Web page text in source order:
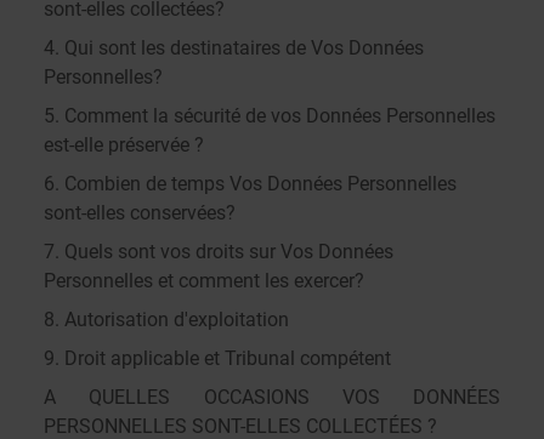
sont-elles collectées?
4. Qui sont les destinataires de Vos Données
Personnelles?
5. Comment la sécurité de vos Données Personnelles
est-elle préservée ?
6. Combien de temps Vos Données Personnelles
sont-elles conservées?
7. Quels sont vos droits sur Vos Données
Personnelles et comment les exercer?
8. Autorisation d'exploitation
9. Droit applicable et Tribunal compétent
A QUELLES OCCASIONS VOS DONNÉES
PERSONNELLES SONT-ELLES COLLECTÉES ?